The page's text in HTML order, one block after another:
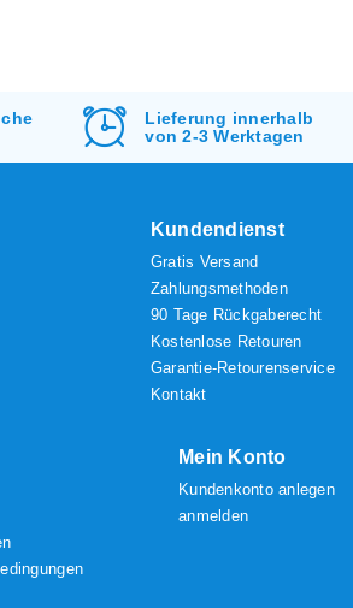
Lieferung innerhalb
von 2-3 Werktagen
Kundendienst
Gratis Versand
Zahlungsmethoden
90 Tage Rückgaberecht
Kostenlose Retouren
Garantie-Retourenservice
Kontakt
Mein Konto
Kundenkonto anlegen
anmelden